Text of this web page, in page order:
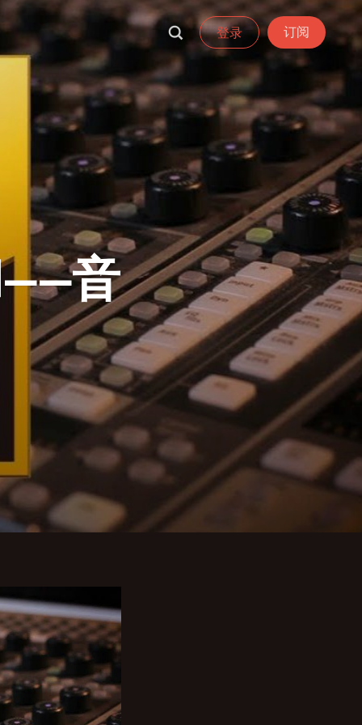
登录 订阅
音